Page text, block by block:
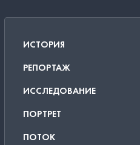
ИСТОРИЯ
РЕПОРТАЖ
ИССЛЕДОВАНИЕ
ПОРТРЕТ
ПОТОК